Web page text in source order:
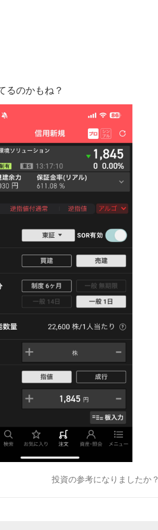
るのかもね？
投資の参考になりましたか？